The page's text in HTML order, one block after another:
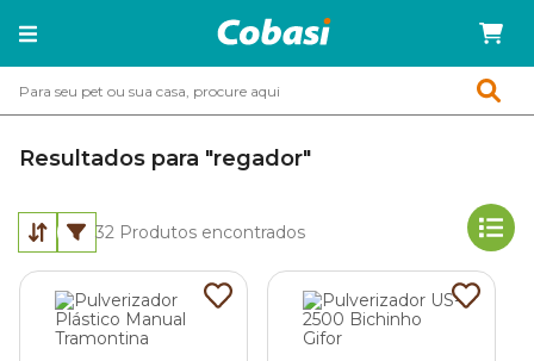
Resultados para "regador"
32 Produtos encontrados